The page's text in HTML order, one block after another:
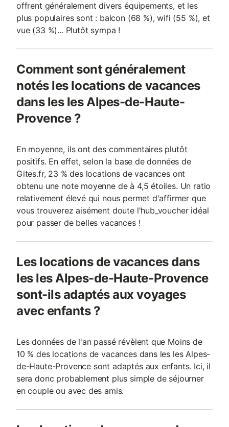
offrent généralement divers équipements, et les
plus populaires sont : balcon (68 %), wifi (55 %), et
vue (33 %)... Plutôt sympa !
Comment sont généralement
notés les locations de vacances
dans les les Alpes-de-Haute-
Provence ?
En moyenne, ils ont des commentaires plutôt
positifs. En effet, selon la base de données de
Gites.fr, 23 % des locations de vacances ont
obtenu une note moyenne de à 4,5 étoiles. Un ratio
relativement élevé qui nous permet d'affirmer que
vous trouverez aisément doute l'hub_voucher idéal
pour passer de belles vacances !
Les locations de vacances dans
les les Alpes-de-Haute-Provence
sont-ils adaptés aux voyages
avec enfants ?
Les données de l'an passé révèlent que Moins de
10 % des locations de vacances dans les les Alpes-
de-Haute-Provence sont adaptés aux enfants. Ici, il
sera donc probablement plus simple de séjourner
en couple ou avec des amis.